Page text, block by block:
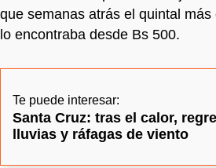
que semanas atrás el quintal más
lo encontraba desde Bs 500.
Te puede interesar:
Santa Cruz: tras el calor,
lluvias y ráfagas de viento